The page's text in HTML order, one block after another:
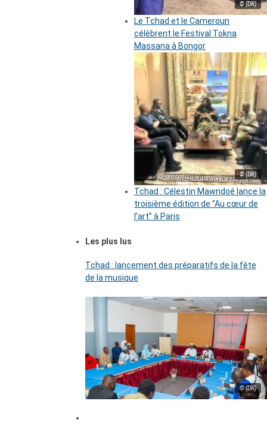
© (DR)
Le Tchad et le Cameroun
célèbrent le Festival Tokna
Massana à Bongor
© (DR)
Tchad : Célestin Mawndoé lance la
troisième édition de ‘’Au cœur de
l’art’’ à Paris
Les plus lus
Tchad : lancement des préparatifs de la fête
de la musique
© (DR)